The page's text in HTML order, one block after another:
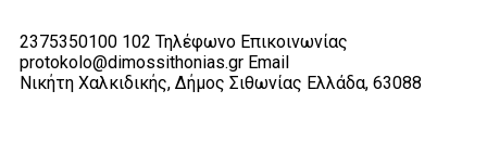
2375350100 102 Τηλέφωνο Επικοινωνίας
protokolo@dimossithonias.gr Email
Νικήτη Χαλκιδικής, Δήμος Σιθωνίας Ελλάδα, 63088